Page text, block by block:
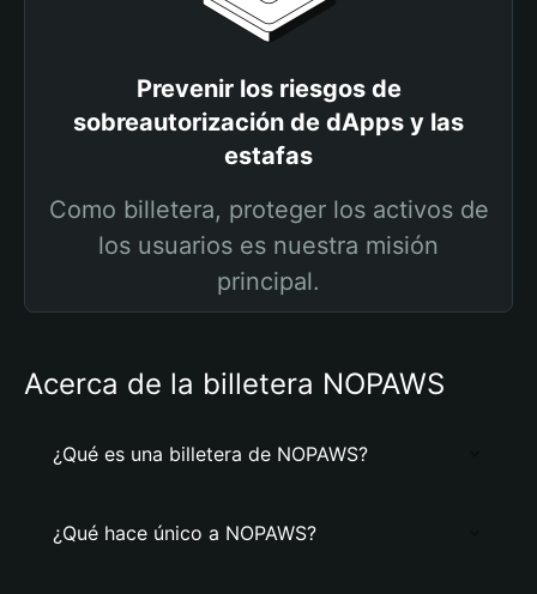
Prevenir los riesgos de
sobreautorización de dApps y las
estafas
Como billetera, proteger los activos de
los usuarios es nuestra misión
principal.
Acerca de la billetera NOPAWS
¿Qué es una billetera de NOPAWS?
¿Qué hace único a NOPAWS?